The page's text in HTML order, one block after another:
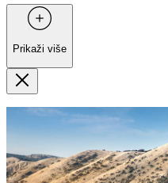
Prikaži više